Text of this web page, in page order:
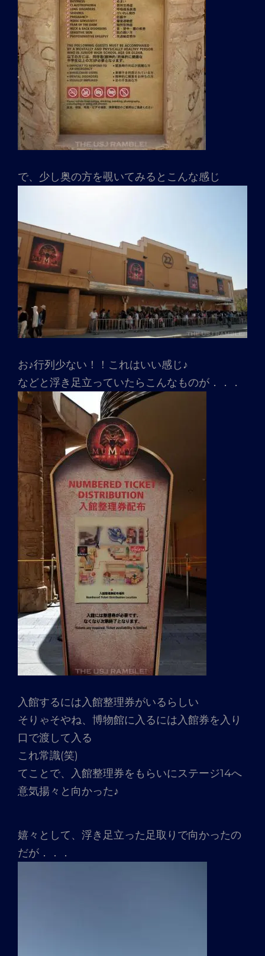
で、少し奥の方を覗いてみるとこんな感じ
お♪行列少ない！！これはいい感じ♪
などと浮き足立っていたらこんなものが．．．
入館するには入館整理券がいるらしい
そりゃそやね、博物館に入るには入館券を入り
口で渡して入る
これ常識(笑)
てことで、入館整理券をもらいにステージ14へ
意気揚々と向かった♪
嬉々として、浮き足立った足取りで向かったの
だが．．．